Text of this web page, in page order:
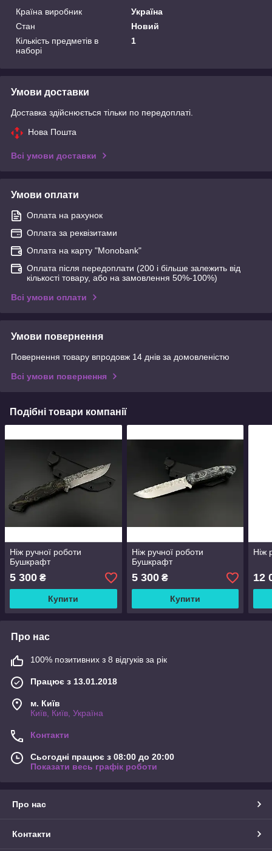
Країна виробник
Україна
Стан
Новий
Кількість предметів в
наборі
1
Умови доставки
Доставка здійснюється тільки по передоплаті.
Нова Пошта
Всі умови доставки
Умови оплати
Оплата на рахунок
Оплата за реквізитами
Оплата на карту "Monobank"
Оплата після передоплати (200 і більше залежить від
кількості товару, або на замовлення 50%-100%)
Всі умови оплати
Умови повернення
Повернення товару впродовж 14 днів за домовленістю
Всі умови повернення
Подібні товари компанії
Ніж ручної роботи
Бушкрафт
5 300 ₴
Купити
Ніж ручної роботи
Бушкрафт
5 300₴
Купити
Ніж
12
Про нас
100% позитивних з 8 відгуків за рік
Працює з 13.01.2018
м. Київ
Київ, Київ, Україна
Контакти
Сьогодні працює з 08:00 до 20:00
Показати весь графік роботи
Про нас
Контакти